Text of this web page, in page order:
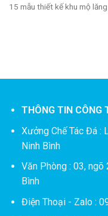
15 mẫu thiết kế khu mộ
THÔNG TIN CÔNG
Xưởng Chế Tác Đá :
Ninh Bình
Văn Phòng : 03, ngõ
Bình
Điện Thoại - Zalo :